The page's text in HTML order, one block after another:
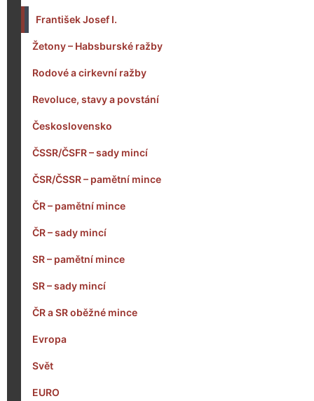
František Josef I.
Žetony – Habsburské ražby
Rodové a cirkevní ražby
Revoluce, stavy a povstání
Československo
ČSSR/ČSFR – sady mincí
ČSR/ČSSR – pamětní mince
ČR – pamětní mince
ČR – sady mincí
SR – pamětní mince
SR – sady mincí
ČR a SR oběžné mince
Evropa
Svět
EURO